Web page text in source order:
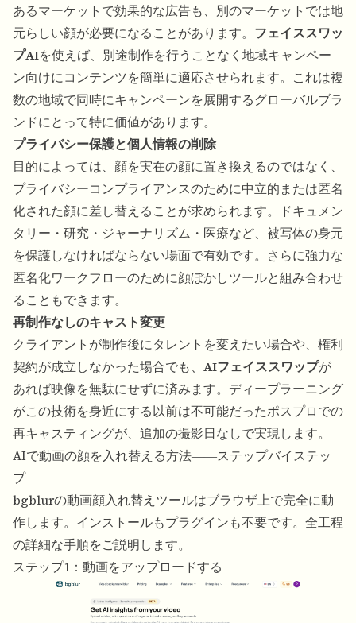
あるマーケットで効果的な広告も、別のマーケットでは地
元らしい顔が必要になることがあります。 フェイススワッ
プAIを使えば、別途制作を行うことなく地域キャンペー
ン向けにコンテンツを簡単に適応させられます。これは複
数の地域で同時にキャンペーンを展開するグローバルブラ
ンドにとって特に価値があります。
プライバシー保護と個人情報の削除
目的によっては、顔を実在の顔に置き換えるのではなく、
プライバシーコンプライアンスのために中立的または匿名
化された顔に差し替えることが求められます。ドキュメン
タリー・研究・ジャーナリズム・医療など、被写体の身元
を保護しなければならない場面で有効です。さらに強力な
匿名化ワークフローのために顔ぼかしツールと組み合わせ
ることもできます。
再制作なしのキャスト変更
クライアントが制作後にタレントを変えたい場合や、権利
契約が成立しなかった場合でも、 AIフェイススワップが
あれば映像を無駄にせずに済みます。ディープラーニング
がこの技術を身近にする以前は不可能だったポスプロでの
再キャスティングが、追加の撮影日なしで実現します。
AIで動画の顔を入れ替える方法――ステップバイステッ
プ
bgblurの動画顔入れ替え ツールはブラウザ上で完全に動
作します。インストールもプラグインも不要です。全工程
の詳細な手順をご説明します。
ステップ1：動画をアップロードする